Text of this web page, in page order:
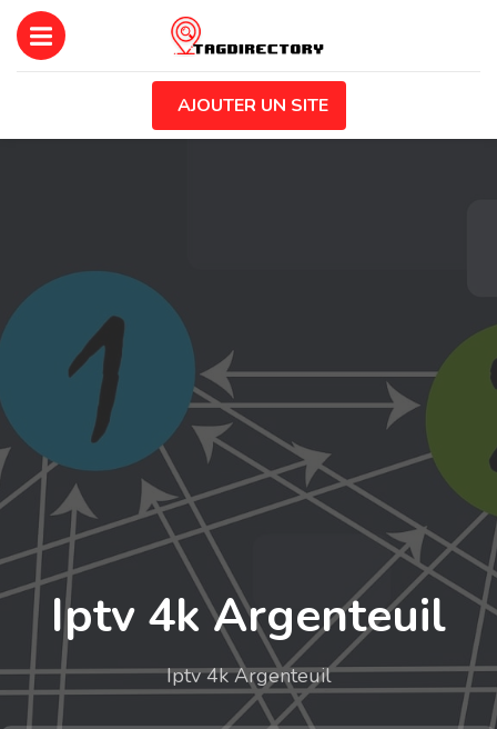
AJOUTER UN SITE
Iptv 4k Argenteuil
Iptv 4k Argenteuil